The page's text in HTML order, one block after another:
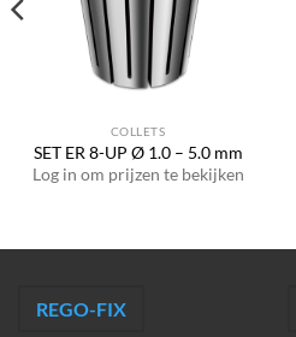
COLLETS
SET ER 8-UP Ø 1.0 – 5.0 mm
Log in om prijzen te bekijken
REGO-FIX